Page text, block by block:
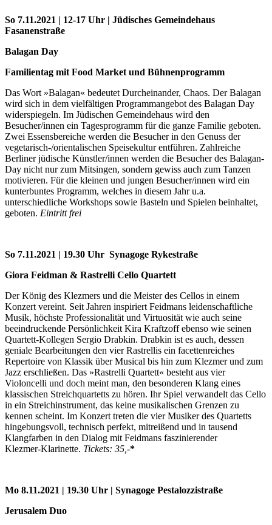
So 7.11.2021 | 12-17 Uhr | Jüdisches Gemeindehaus
Fasanenstraße
Balagan Day
Familientag mit Food Market und Bühnenprogramm
Das Wort »Balagan« bedeutet Durcheinander, Chaos. Der Balagan
wird sich in dem vielfältigen Programmangebot des Balagan Day
widerspiegeln. Im Jüdischen Gemeindehaus wird den
Besucher/innen ein Tagesprogramm für die ganze Familie geboten.
Zwei Essensbereiche werden die Besucher in den Genuss der
vegetarisch-/orientalischen Speisekultur entführen. Zahlreiche
Berliner jüdische Künstler/innen werden die Besucher des Balagan-
Day nicht nur zum Mitsingen, sondern gewiss auch zum Tanzen
motivieren. Für die kleinen und jungen Besucher/innen wird ein
kunterbuntes Programm, welches in diesem Jahr u.a.
unterschiedliche Workshops sowie Basteln und Spielen beinhaltet,
geboten. Eintritt frei
So 7.11.2021 | 19.30 Uhr Synagoge Rykestraße
Giora Feidman & Rastrelli Cello Quartett
Der König des Klezmers und die Meister des Cellos in einem
Konzert vereint. Seit Jahren inspiriert Feidmans leidenschaftliche
Musik, höchste Professionalität und Virtuosität wie auch seine
beeindruckende Persönlichkeit Kira Kraftzoff ebenso wie seinen
Quartett-Kollegen Sergio Drabkin. Drabkin ist es auch, dessen
geniale Bearbeitungen den vier Rastrellis ein facettenreiches
Repertoire von Klassik über Musical bis hin zum Klezmer und zum
Jazz erschließen. Das »Rastrelli Quartett« besteht aus vier
Violoncelli und doch meint man, den besonderen Klang eines
klassischen Streichquartetts zu hören. Ihr Spiel verwandelt das Cello
in ein Streichinstrument, das keine musikalischen Grenzen zu
kennen scheint. Im Konzert treten die vier Musiker des Quartetts
hingebungsvoll, technisch perfekt, mitreißend und in tausend
Klangfarben in den Dialog mit Feidmans faszinierender
Klezmer-Klarinette. Tickets: 35,-*
Mo 8.11.2021 | 19.30 Uhr | Synagoge Pestalozzistraße
Jerusalem Duo